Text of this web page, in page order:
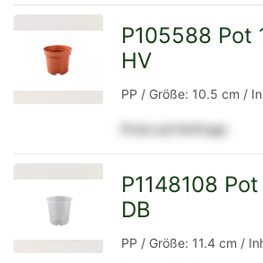
Detailseite
P105588 Pot
HV
PP / Größe: 10.5 cm /
Preis auf Anfrage
P1148108
DB
PP / Größe: 11.4 cm /